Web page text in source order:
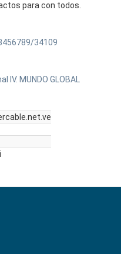
para con todos.
34109
MUNDO GLOBAL